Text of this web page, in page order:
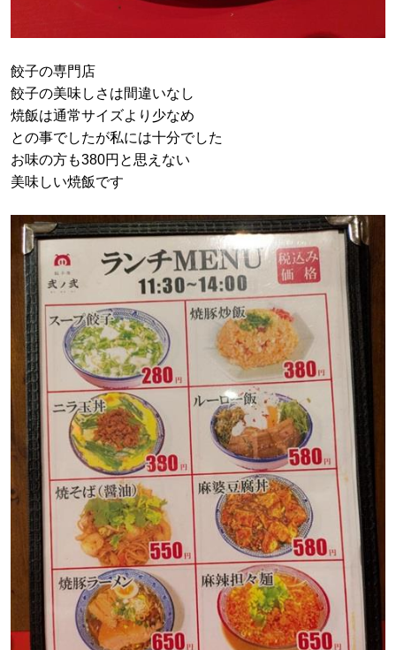
餃子の専門店
餃子の美味しさは間違いなし
焼飯は通常サイズより少なめ
との事でしたが私には十分でした
お味の方も380円と思えない
美味しい焼飯です